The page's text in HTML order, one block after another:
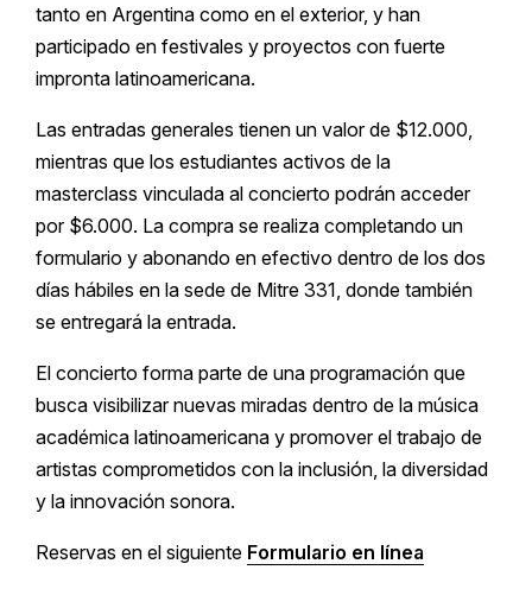
tanto en Argentina como en el exterior, y han
participado en festivales y proyectos con fuerte
impronta latinoamericana.
Las entradas generales tienen un valor de $12.000,
mientras que los estudiantes activos de la
masterclass vinculada al concierto podrán acceder
por $6.000. La compra se realiza completando un
formulario y abonando en efectivo dentro de los dos
días hábiles en la sede de Mitre 331, donde también
se entregará la entrada.
El concierto forma parte de una programación que
busca visibilizar nuevas miradas dentro de la música
académica latinoamericana y promover el trabajo de
artistas comprometidos con la inclusión, la diversidad
y la innovación sonora.
Reservas en el siguiente Formulario en línea